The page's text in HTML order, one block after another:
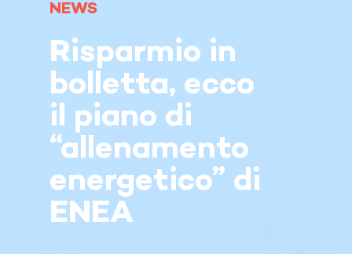
NEWS
Risparmio in
bolletta, ecco
il piano di
“allenamento
energetico” di
ENEA